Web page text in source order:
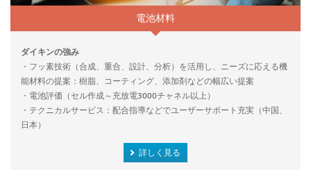
電池材料
ダイキンの強み
・フッ素技術（合成、重合、設計、分析）を活用し、ニーズに応える機
能材料の提案：樹脂、コーティング、添加剤などの幅広い提案
・電池評価（セル作成～充放電3000チャネル以上）
・テクニカルサービス：配合指導などでユーザーサポート充実（中国、
日本）
詳しく見る